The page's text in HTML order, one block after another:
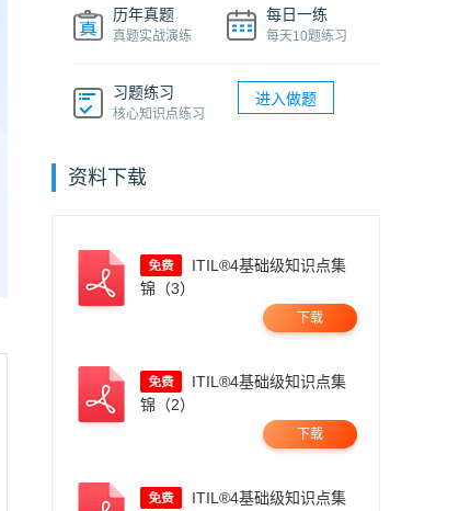
历年真题
真题实战演练
每日一练
每天10题练习
习题练习
核心知识点练习
进入做题
资料下载
锦（3）
下载
锦（2）
下载